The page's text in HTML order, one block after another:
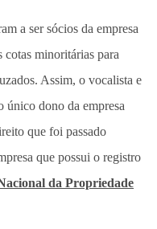
a ser sócios da empresa
cotas minoritárias para
Assim, o vocalista e
único dono da empresa
que foi passado
que possui o registro
da Propriedade